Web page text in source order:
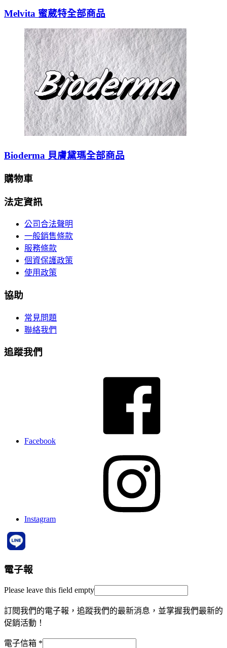
Melvita 蜜葳特全部商品
Bioderma 貝膚黛瑪全部商品
購物車
法定資訊
公司合法聲明
一般銷售條款
服務條款
個資保護政策
使用政策
協助
常見問題
聯絡我們
追蹤我們
Facebook
Instagram
電子報
Please leave this field empty
訂閱我們的電子報，追蹤我們的最新消息，並掌握我們最新的
促銷活動！
電子信箱 *